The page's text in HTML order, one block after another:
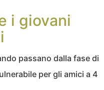
i giovani
passano dalla fase di
per gli amici a 4